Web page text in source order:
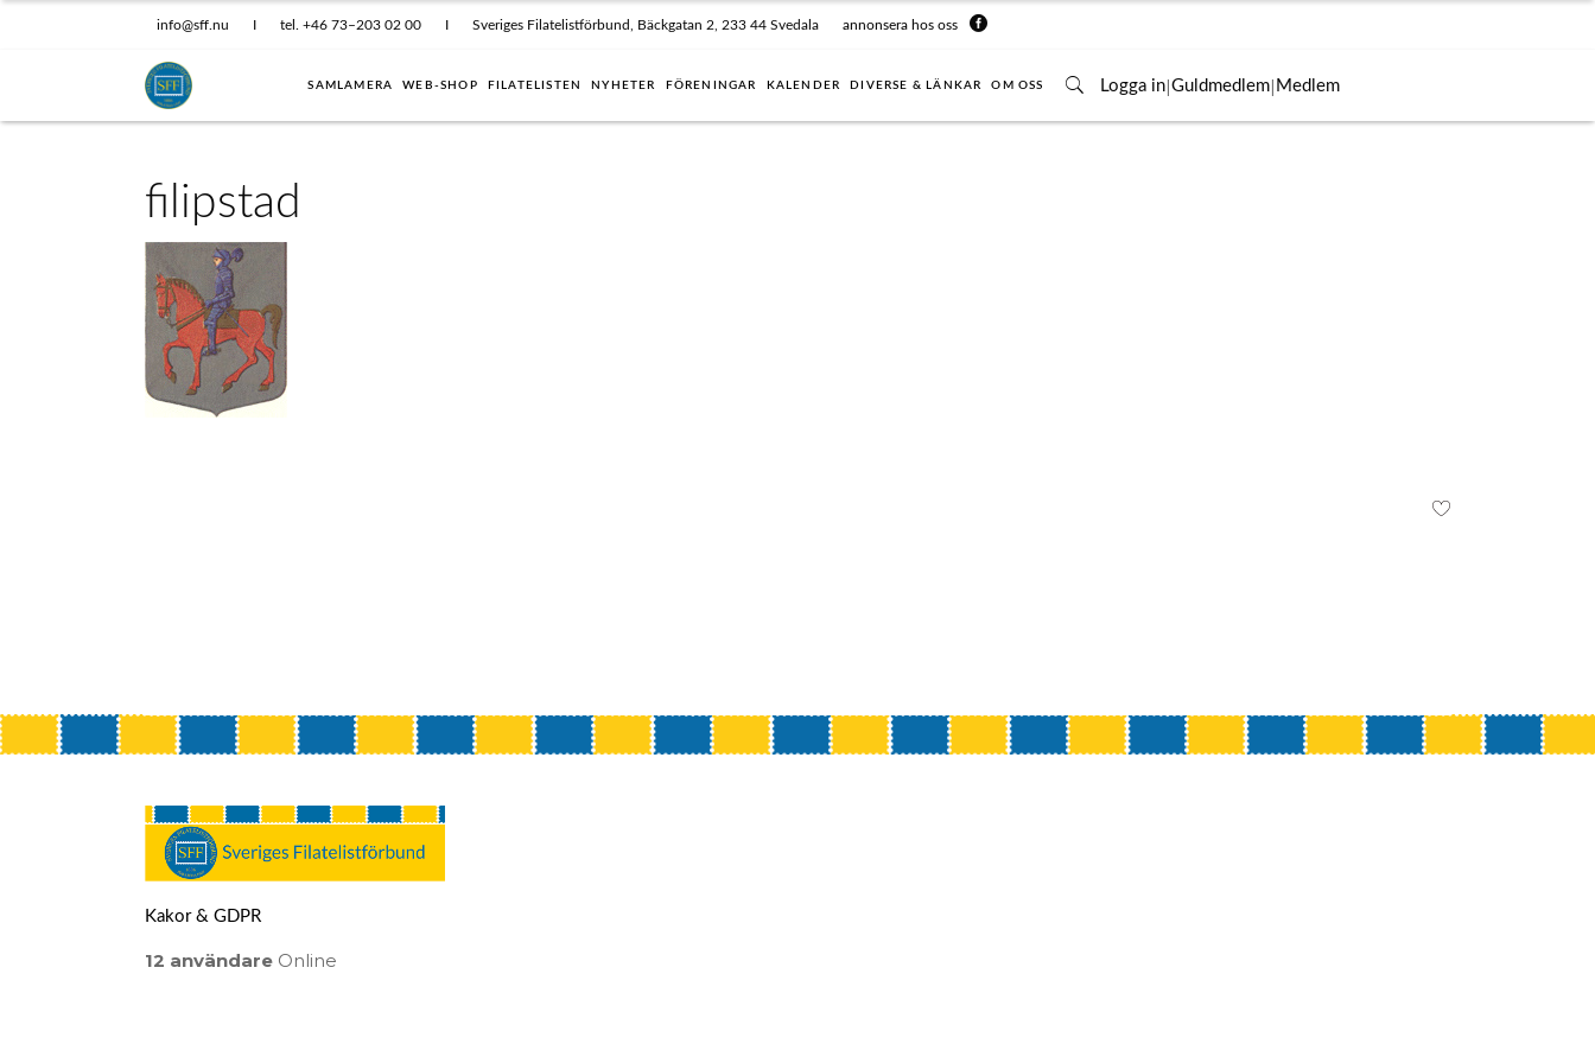
info@sff.nu I tel. +46 73–203 02 00 I Sveriges Filatelistförbund, Bäckgatan 2, 233 44 Svedala annonsera hos oss
SAMLAMERA WEB-SHOP FILATELISTEN NYHETER FÖRENINGAR KALENDER DIVERSE & LÄNKAR OM OSS Logga in|Guldmedlem| Medlem
filipstad
Kakor & GDPR
12 användare Online